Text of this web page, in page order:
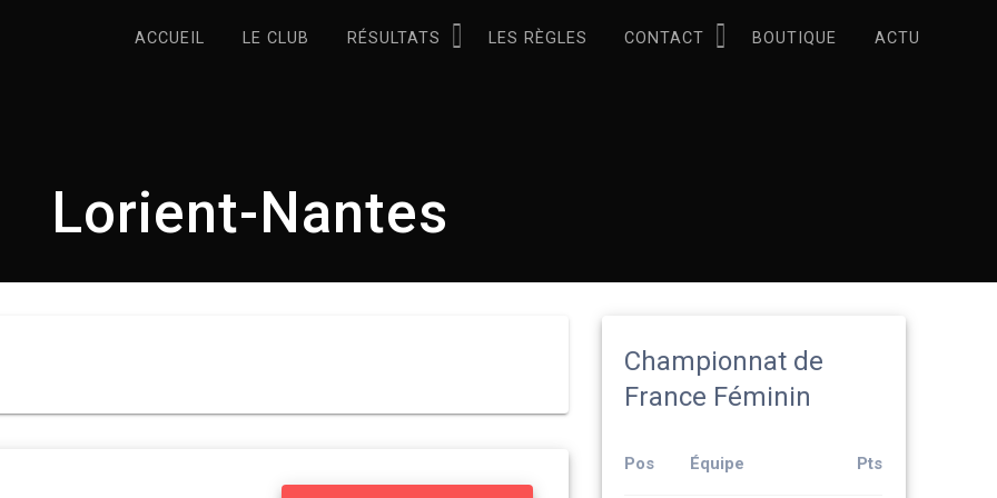
ACCUEIL LE CLUB RÉSULTATS LES RÈGLES CONTACT BOUTIQUE ACTU
Lorient-Nantes
Championnat de
France Féminin
Pos Équipe Pts